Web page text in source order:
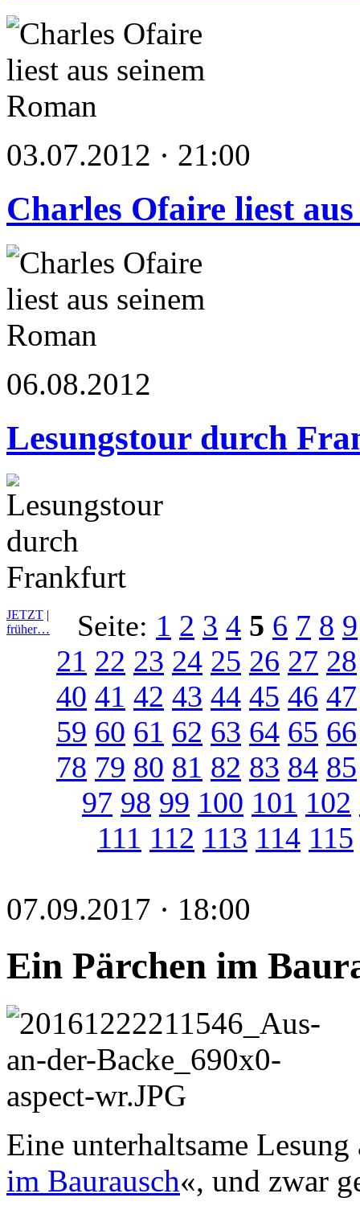
03.07.2012 · 21:00
Charles Ofaire liest
06.08.2012
Lesungstour durch
JETZT |
früher…
Seite: 1 2 3 4 5 6 7 8 9
21 22 23 24 25 26 27 28
40 41 42 43 44 45 46 47
59 60 61 62 63 64 65 66
78 79 80 81 82 83 84 85
97 98 99 100 101 102
111 112 113 114 115
07.09.2017 · 18:00
Ein Pärchen im
Eine unterhaltsame
im Baurausch«, und zwar